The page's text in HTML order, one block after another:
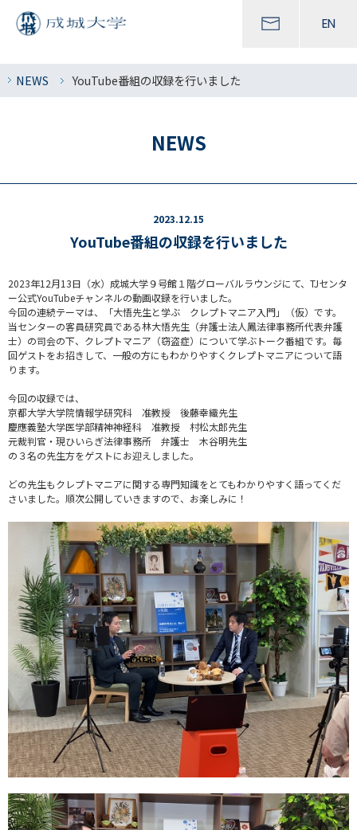
EN
NEWS YouTube番組の収録を行いました
NEWS
2023.12.15
YouTube番組の収録を行いました
2023年12月13日（水）成城大学９号館１階グローバルラウンジにて、TJセンタ
ー公式YouTubeチャンネルの動画収録を行いました。
今回の連続テーマは、「大悟先生と学ぶ クレプトマニア入門」（仮）です。
当センターの客員研究員である林大悟先生（弁護士法人鳳法律事務所代表弁護
士）の司会の下、クレプトマニア（窃盗症）について学ぶトーク番組です。毎
回ゲストをお招きして、一般の方にもわかりやすくクレプトマニアについて語
ります。
今回の収録では、
京都大学大学院情報学研究科 准教授 後藤幸織先生
慶應義塾大学医学部精神神経科 准教授 村松太郎先生
元裁判官・現ひいらぎ法律事務所 弁護士 木谷明先生
の３名の先生方をゲストにお迎えしました。
どの先生もクレプトマニアに関する専門知識をとてもわかりやすく語ってくだ
さいました。順次公開していきますので、お楽しみに！